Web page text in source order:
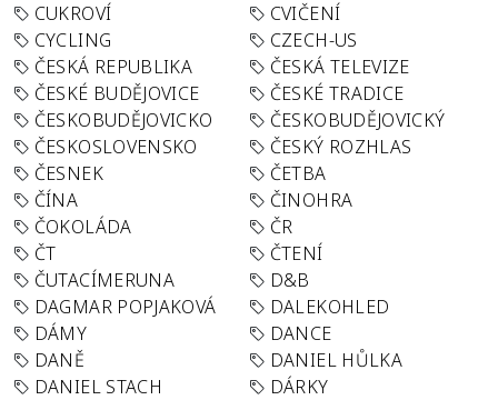
CUKROVÍ
CVIČENÍ
CYCLING
CZECH-US
ČESKÁ REPUBLIKA
ČESKÁ TELEVIZE
ČESKÉ BUDĚJOVICE
ČESKÉ TRADICE
ČESKOBUDĚJOVICKO
ČESKOBUDĚJOVICKÝ
ČESKOSLOVENSKO
ČESKÝ ROZHLAS
ČESNEK
ČETBA
ČÍNA
ČINOHRA
ČOKOLÁDA
ČR
ČT
ČTENÍ
ČUTACÍMERUNA
D&B
DAGMAR POPJAKOVÁ
DALEKOHLED
DÁMY
DANCE
DANĚ
DANIEL HŮLKA
DANIEL STACH
DÁRKY